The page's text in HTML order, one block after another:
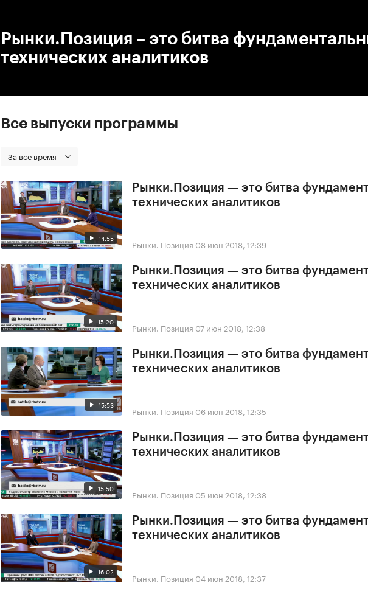
Рынки.Позиция – это битва
технических аналитиков
Все выпуски программы
За все время
14:55
Рынки.Позиция — это битва
технических аналитиков
Рынки. Позиция 08 июн 2018, 12:39
15:20
Рынки.Позиция — это битва
технических аналитиков
Рынки. Позиция 07 июн 2018, 12:38
15:53
Рынки.Позиция — это битва
технических аналитиков
Рынки. Позиция 06 июн 2018, 12:35
15:50
Рынки.Позиция — это битва
технических аналитиков
Рынки. Позиция 05 июн 2018, 12:38
16:02
Рынки.Позиция — это битва
технических аналитиков
Рынки. Позиция 04 июн 2018, 12:37